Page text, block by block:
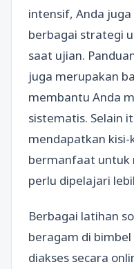
intensif, Anda
berbagai strategi
saat ujian.
juga merupakan
membantu Anda
sistematis. Selain
mendapatkan kisi-
bermanfaat untuk
perlu dipelajari
Berbagai latihan
beragam di
diakses secara